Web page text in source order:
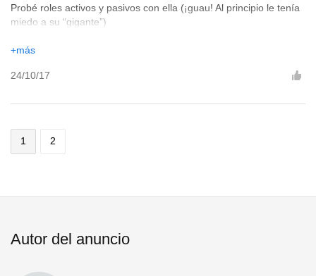
Probé roles activos y pasivos con ella (¡guau! Al principio le tenía
miedo a su “gigante”)
¡Descansando! ¡Nadie me ha hecho una mamada en mi vida!
+más
24/10/17
1 2
Autor del anuncio